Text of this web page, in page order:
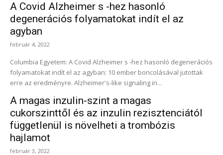
A Covid Alzheimer s -hez hasonló
degenerációs folyamatokat indít el az
agyban
február 4, 2022
Columbia Egyetem: A Covid Alzheimer s -hez hasonló degenerációs
folyamatokat indít el az agyban: 10 ember boncolásával jutottak
erre az eredményre. Alzheimer's-like signaling in...
A magas inzulin-szint a magas
cukorszinttől és az inzulin rezisztenciától
függetlenül is növelheti a trombózis
hajlamot
február 3, 2022